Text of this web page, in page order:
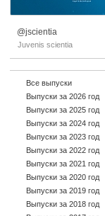
@jscientia
Juvenis scientia
Все выпуски
Выпуски за 2026 год
Выпуски за 2025 год
Выпуски за 2024 год
Выпуски за 2023 год
Выпуски за 2022 год
Выпуски за 2021 год
Выпуски за 2020 год
Выпуски за 2019 год
Выпуски за 2018 год